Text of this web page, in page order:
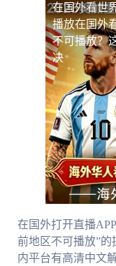
在国外看世
播放在国外
不可播放？
决
在国外打开直播
前地区不可播放”
内平台有高清中文